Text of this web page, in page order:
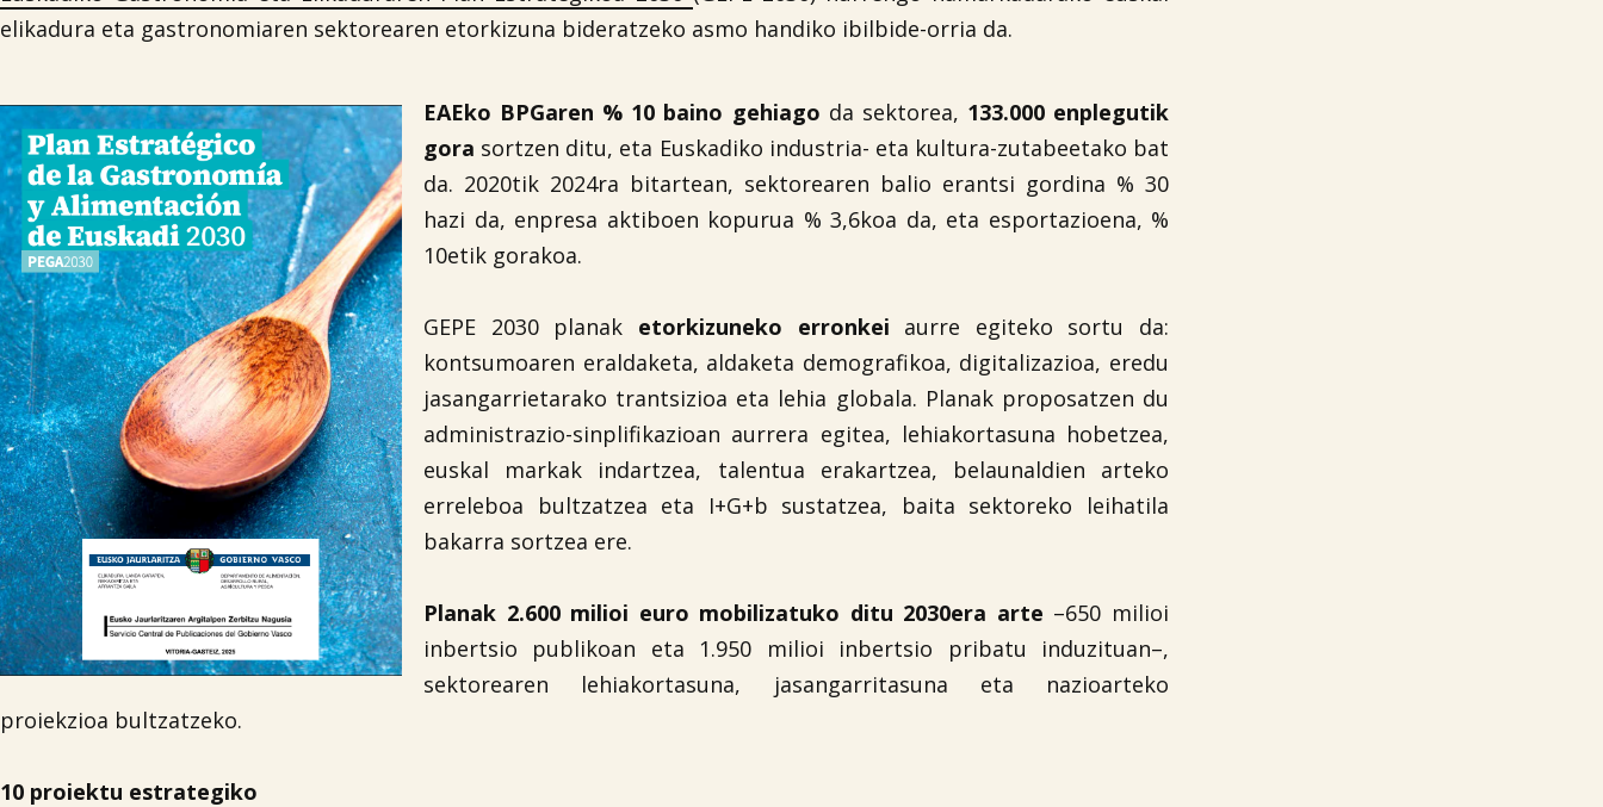
elikadura eta gastronomiaren sektorearen etorkizuna bideratzeko asmo handiko ibilbide-orria da.
EAEko BPGaren % 10 baino gehiago da sektorea, 133.000 enplegutik
gora sortzen ditu, eta Euskadiko industria- eta kultura-zutabeetako bat
da. 2020tik 2024ra bitartean, sektorearen balio erantsi gordina % 30
hazi da, enpresa aktiboen kopurua % 3,6koa da, eta esportazioena, %
10etik gorakoa.
GEPE 2030 planak etorkizuneko erronkei aurre egiteko sortu da:
kontsumoaren eraldaketa, aldaketa demografikoa, digitalizazioa, eredu
jasangarrietarako trantsizioa eta lehia globala. Planak proposatzen du
administrazio-sinplifikazioan aurrera egitea, lehiakortasuna hobetzea,
euskal markak indartzea, talentua erakartzea, belaunaldien arteko
erreleboa bultzatzea eta I+G+b sustatzea, baita sektoreko leihatila
bakarra sortzea ere.
Planak 2.600 milioi euro mobilizatuko ditu 2030era arte –650 milioi
inbertsio publikoan eta 1.950 milioi inbertsio pribatu induzituan–,
sektorearen lehiakortasuna, jasangarritasuna eta nazioarteko
proiekzioa bultzatzeko.
10 proiektu estrategiko